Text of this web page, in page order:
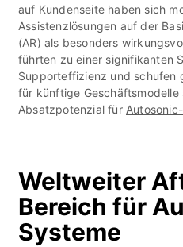
auf Kundenseite haben sich
Assistenzlösungen auf der
(AR) als besonders
führten zu einer signifikanten
Supporteffizienz und schufen
für künftige Geschäftsmodelle
Absatzpotenzial für
Weltweiter
Bereich für
Systeme